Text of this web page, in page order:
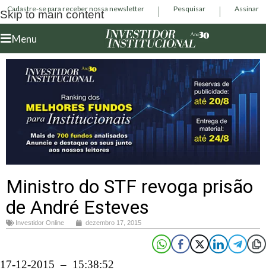
Skip to main content
Cadastre-se para receber nossa newsletter Pesquisar Assinar
Menu
Ministro do STF revoga prisão
de André Esteves
Investidor Online dezembro 17, 2015
17-12-2015 – 15:38:52